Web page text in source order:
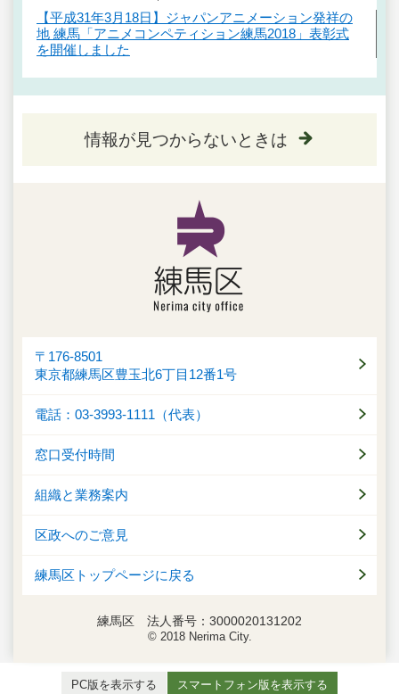
【平成31年3月18日】ジャパンアニメーション発祥の
地 練馬「アニメコンペティション練馬2018」表彰式
を開催しました
情報が見つからないときは
〒176-8501
東京都練馬区豊玉北6丁目12番1号
電話：03-3993-1111（代表）
窓口受付時間
組織と業務案内
区政へのご意見
練馬区トップページに戻る
練馬区 法人番号：3000020131202
© 2018 Nerima City.
PC版を表示する スマートフォン版を表示する